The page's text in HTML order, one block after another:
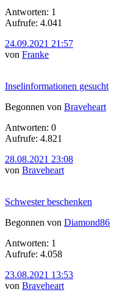
Antworten: 1
Aufrufe: 4.041
24.09.2021 21:57
von Franke
Inselinformationen gesucht
Begonnen von Braveheart
Antworten: 0
Aufrufe: 4.821
28.08.2021 23:08
von Braveheart
Schwester beschenken
Begonnen von Diamond86
Antworten: 1
Aufrufe: 4.058
23.08.2021 13:53
von Braveheart